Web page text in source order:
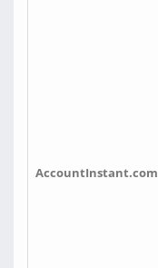
AccountInstant.com